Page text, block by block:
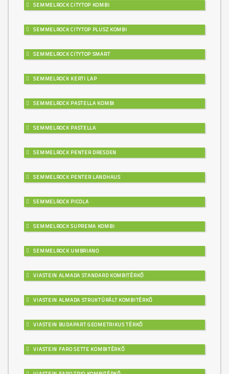
SEMMELROCK CITYTOP KOMBI
SEMMELROCK CITYTOP PLUSZ KOMBI
SEMMELROCK CITYTOP SMART
SEMMELROCK KERTI LAP
SEMMELROCK PASTELLA KOMBI
SEMMELROCK PASTELLA
SEMMELROCK PENTER DRESDEN
SEMMELROCK PENTER LANDHAUS
SEMMELROCK PICOLA
SEMMELROCK SUPREMA KOMBI
SEMMELROCK UMBRIANO
VIASTEIN ALMADA STANDARD KOMBITÉRKŐ
VIASTEIN ALMADA STRUKTÚRÁLT KOMBITÉRKŐ
VIASTEIN BUDAPART GEOMETRIKUS TÉRKŐ
VIASTEIN FARO SETTE KOMBITÉRKŐ